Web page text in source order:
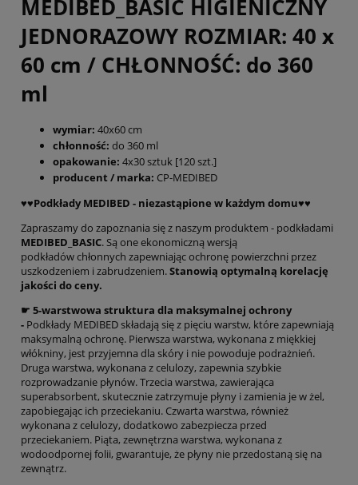
MEDIBED_BASIC HIGIENICZNY
JEDNORAZOWY ROZMIAR: 40 x
60 cm / CHŁONNOŚĆ: do 360
ml
wymiar: 40x60 cm
chłonność: do 360 ml
opakowanie: 4x30 sztuk [120 szt.]
producent / marka: CP-MEDIBED
♥️♥️Podkłady MEDIBED - niezastąpione w każdym domu♥️♥️
Zapraszamy do zapoznania się z naszym produktem - podkładami
MEDIBED_BASIC. Są one ekonomiczną wersją
podkładów chłonnych zapewniając ochronę powierzchni przez
uszkodzeniem i zabrudzeniem.Stanowią optymalną korelację
jakości do ceny.
☛ 5-warstwowa struktura dla maksymalnej ochrony
- Podkłady MEDIBED składają się z pięciu warstw, które zapewniają
maksymalną ochronę. Pierwsza warstwa, wykonana z miękkiej
włókniny, jest przyjemna dla skóry i nie powoduje podrażnień.
Druga warstwa, wykonana z celulozy, zapewnia szybkie
rozprowadzanie płynów. Trzecia warstwa, zawierająca
superabsorbent, skutecznie zatrzymuje płyny i zamienia je w żel,
zapobiegając ich przeciekaniu. Czwarta warstwa, również
wykonana z celulozy, dodatkowo zabezpiecza przed
przeciekaniem. Piąta, zewnętrzna warstwa, wykonana z
wodoodpornej folii, gwarantuje, że płyny nie przedostaną się na
zewnątrz.